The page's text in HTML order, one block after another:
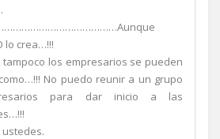
lo crea…!!!
tampoco los empresarios se pueden
No puedo reunir a un grupo
para dar inicio a las
ustedes.